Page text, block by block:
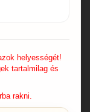
helyességét!
tartalmilag és
rakni.